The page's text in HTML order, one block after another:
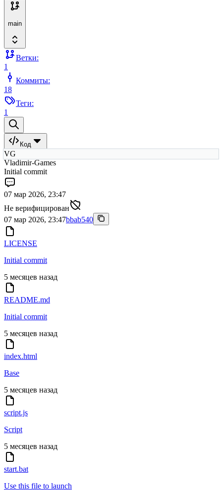
main
Ветки:
1
Коммиты:
18
Теги:
1
Код
VG
Vladimir-Games
Initial commit
07 мар 2026, 23:47
Не верифицирован
07 мар 2026, 23:47bbab540
LICENSE
Initial commit
5 месяцев назад
README.md
Initial commit
5 месяцев назад
index.html
Base
5 месяцев назад
script.js
Script
5 месяцев назад
start.bat
Use this file to launch